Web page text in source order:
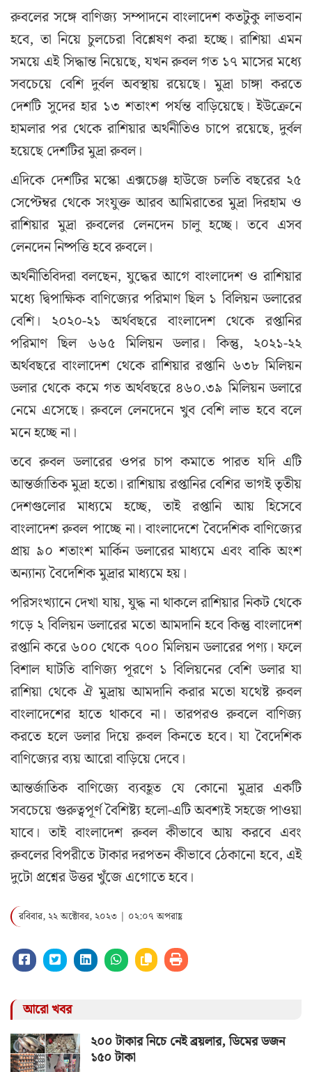
রুবলের সঙ্গে বাণিজ্য সম্পাদনে বাংলাদেশ কতটুকু লাভবান
হবে, তা নিয়ে চুলচেরা বিশ্লেষণ করা হচ্ছে। রাশিয়া এমন
সময়ে এই সিদ্ধান্ত নিয়েছে, যখন রুবল গত ১৭ মাসের মধ্যে
সবচেয়ে বেশি দুর্বল অবস্থায় রয়েছে। মুদ্রা চাঙ্গা করতে
দেশটি সুদের হার ১৩ শতাংশ পর্যন্ত বাড়িয়েছে। ইউক্রেনে
হামলার পর থেকে রাশিয়ার অর্থনীতিও চাপে রয়েছে, দুর্বল
হয়েছে দেশটির মুদ্রা রুবল।
এদিকে দেশটির মস্কো এক্সচেঞ্জ হাউজে চলতি বছরের ২৫
সেপ্টেম্বর থেকে সংযুক্ত আরব আমিরাতের মুদ্রা দিরহাম ও
রাশিয়ার মুদ্রা রুবলের লেনদেন চালু হচ্ছে। তবে এসব
লেনদেন নিষ্পত্তি হবে রুবলে।
অর্থনীতিবিদরা বলছেন, যুদ্ধের আগে বাংলাদেশ ও রাশিয়ার
মধ্যে দ্বিপাক্ষিক বাণিজ্যের পরিমাণ ছিল ১ বিলিয়ন ডলারের
বেশি। ২০২০-২১ অর্থবছরে বাংলাদেশ থেকে রপ্তানির
পরিমাণ ছিল ৬৬৫ মিলিয়ন ডলার। কিন্তু, ২০২১-২২
অর্থবছরে বাংলাদেশ থেকে রাশিয়ার রপ্তানি ৬৩৮ মিলিয়ন
ডলার থেকে কমে গত অর্থবছরে ৪৬০.৩৯ মিলিয়ন ডলারে
নেমে এসেছে। রুবলে লেনদেনে খুব বেশি লাভ হবে বলে
মনে হচ্ছে না।
তবে রুবল ডলারের ওপর চাপ কমাতে পারত যদি এটি
আন্তর্জাতিক মুদ্রা হতো। রাশিয়ায় রপ্তানির বেশির ভাগই তৃতীয়
দেশগুলোর মাধ্যমে হচ্ছে, তাই রপ্তানি আয় হিসেবে
বাংলাদেশ রুবল পাচ্ছে না। বাংলাদেশে বৈদেশিক বাণিজ্যের
প্রায় ৯০ শতাংশ মার্কিন ডলারের মাধ্যমে এবং বাকি অংশ
অন্যান্য বৈদেশিক মুদ্রার মাধ্যমে হয়।
পরিসংখ্যানে দেখা যায়, যুদ্ধ না থাকলে রাশিয়ার নিকট থেকে
গড়ে ২ বিলিয়ন ডলারের মতো আমদানি হবে কিন্তু বাংলাদেশ
রপ্তানি করে ৬০০ থেকে ৭০০ মিলিয়ন ডলারের পণ্য। ফলে
বিশাল ঘাটতি বাণিজ্য পূরণে ১ বিলিয়নের বেশি ডলার যা
রাশিয়া থেকে ঐ মুদ্রায় আমদানি করার মতো যথেষ্ট রুবল
বাংলাদেশের হাতে থাকবে না। তারপরও রুবলে বাণিজ্য
করতে হলে ডলার দিয়ে রুবল কিনতে হবে। যা বৈদেশিক
বাণিজ্যের ব্যয় আরো বাড়িয়ে দেবে।
আন্তর্জাতিক বাণিজ্যে ব্যবহূত যে কোনো মুদ্রার একটি
সবচেয়ে গুরুত্বপূর্ণ বৈশিষ্ট্য হলো-এটি অবশ্যই সহজে পাওয়া
যাবে। তাই বাংলাদেশ রুবল কীভাবে আয় করবে এবং
রুবলের বিপরীতে টাকার দরপতন কীভাবে ঠেকানো হবে, এই
দুটো প্রশ্নের উত্তর খুঁজে এগোতে হবে।
রবিবার, ২২ অক্টোবর, ২০২৩ | ০২:০৭ অপরাহ্ণ
আরো খবর
২০০ টাকার নিচে নেই ব্রয়লার, ডিমের ডজন
১৫০ টাকা